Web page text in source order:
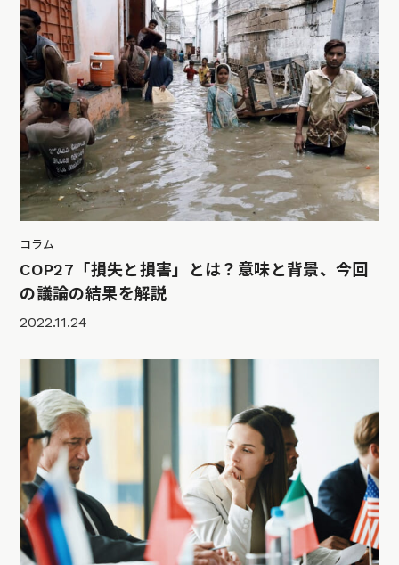
コラム
COP27「損失と損害」とは？意味と背景、今回
の議論の結果を解説
2022.11.24